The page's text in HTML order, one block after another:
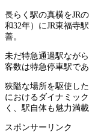
長らく駅の真横をJR
和32年）にJR東福寺
善。
未だ特急通過駅なが
客数は特急停車駅で
狭隘な場所を駆使し
におけるダイナミッ
く、駅自体も魅力満載
スポンサーリンク